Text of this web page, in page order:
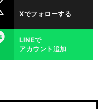
Xでフォローする
LINEで
アカウント追加